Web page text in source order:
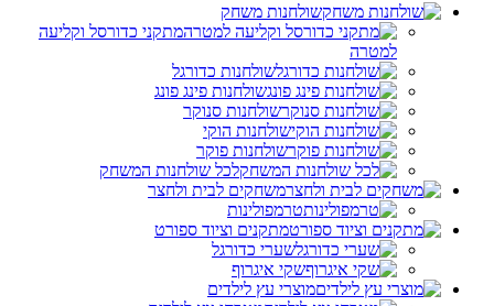
שולחנות משחק
מתקני כדורסל וקליעה
למטרה
שולחנות כדורגל
שולחנות פינג פונג
שולחנות סנוקר
שולחנות הוקי
שולחנות פוקר
לכל שולחנות המשחק
משחקים לבית ולחצר
טרמפולינות
מתקנים וציוד ספורט
שערי כדורגל
שקי איגרוף
מוצרי עץ לילדים